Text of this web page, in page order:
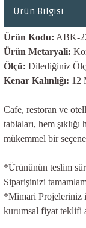
Ürün Bilgisi
Ürün Kodu: ABK-
Ürün Metaryali:
Ölçü: Dilediğiniz
Kenar Kalınlığı: 12
Cafe, restoran ve
tablaları, hem şıklığı
mükemmel bir
*Ürününün teslim
Siparişinizi
*Mimari Projeleriniz
kurumsal fiyat teklifi